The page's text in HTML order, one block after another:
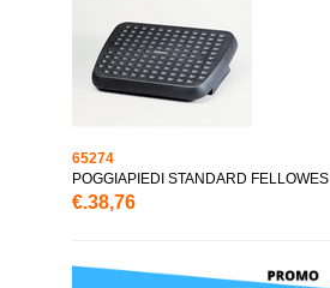
65274
POGGIAPIEDI STANDARD FELLOWES
€.38,76